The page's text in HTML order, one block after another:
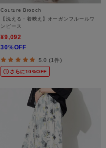
Couture Brooch
【洗える・着映え】オーガンフルールワ
ンピース
¥9,092
30%OFF
5.0 (1件)
さらに10%OFF